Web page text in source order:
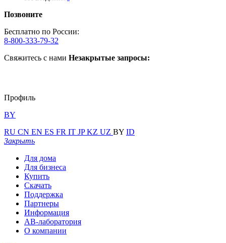
Позвоните
Бесплатно по России:
8-800-333-79-32
Свяжитесь с нами Незакрытые запросы:
Профиль
BY
RU CN EN ES FR IT JPKZ UZ BY ID
Закрыть
Для дома
Для бизнеса
Купить
Скачать
Поддержка
Партнеры
Информация
АВ-лаборатория
О компании